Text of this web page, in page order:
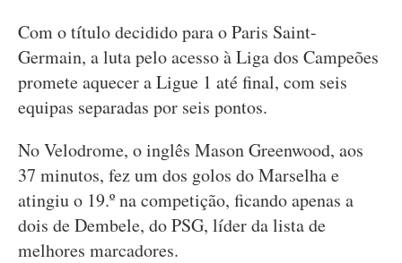
Com o título decidido para o Paris Saint-
Germain, a luta pelo acesso à Liga dos Campeões
promete aquecer a Ligue 1 até final, com seis
equipas separadas por seis pontos.
No Velodrome, o inglês Mason Greenwood, aos
37 minutos, fez um dos golos do Marselha e
atingiu o 19.º na competição, ficando apenas a
dois de Dembele, do PSG, líder da lista de
melhores marcadores.